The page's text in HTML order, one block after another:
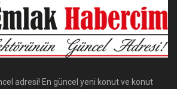
adresi! En güncel yeni konut ve konut